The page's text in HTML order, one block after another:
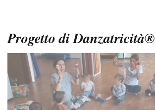
Progetto di Danzatricità®